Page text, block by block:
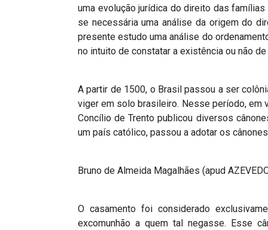
uma evolução jurídica do direito das
se necessária uma análise da origem do
presente estudo uma análise do
no intuito de constatar a existência ou não
A partir de 1500, o Brasil passou a ser
viger em solo brasileiro. Nesse período, em
Concílio de Trento publicou diversos
um país católico, passou a adotar os
Bruno de Almeida Magalhães (apud
O casamento foi considerado
excomunhão a quem tal negasse. Esse